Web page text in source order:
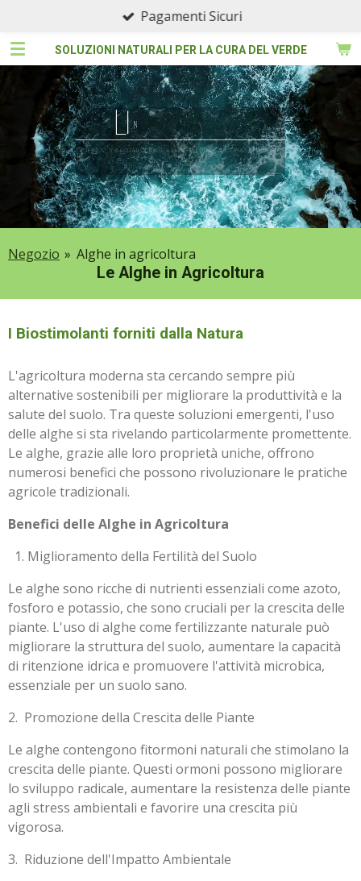
contenuto
principale
SOLUZIONI NATURALI PER LA CURA DEL VERDE
Pagamenti Sicuri
Negozio » Alghe in agricoltura
Le Alghe in Agricoltura
I Biostimolanti forniti dalla Natura
L'agricoltura moderna sta cercando sempre più
alternative sostenibili per migliorare la produttività e la
salute del suolo. Tra queste soluzioni emergenti, l'uso
delle alghe si sta rivelando particolarmente promettente.
Le alghe, grazie alle loro proprietà uniche, offrono
numerosi benefici che possono rivoluzionare le pratiche
agricole tradizionali.
Benefici delle Alghe in Agricoltura
Miglioramento della Fertilità del Suolo
Le alghe sono ricche di nutrienti essenziali come azoto,
fosforo e potassio, che sono cruciali per la crescita delle
piante. L'uso di alghe come fertilizzante naturale può
migliorare la struttura del suolo, aumentare la capacità
di ritenzione idrica e promuovere l'attività microbica,
essenziale per un suolo sano.
2. Promozione della Crescita delle Piante
Le alghe contengono fitormoni naturali che stimolano la
crescita delle piante. Questi ormoni possono migliorare
lo sviluppo radicale, aumentare la resistenza delle piante
agli stress ambientali e favorire una crescita più
vigorosa.
3. Riduzione dell'Impatto Ambientale